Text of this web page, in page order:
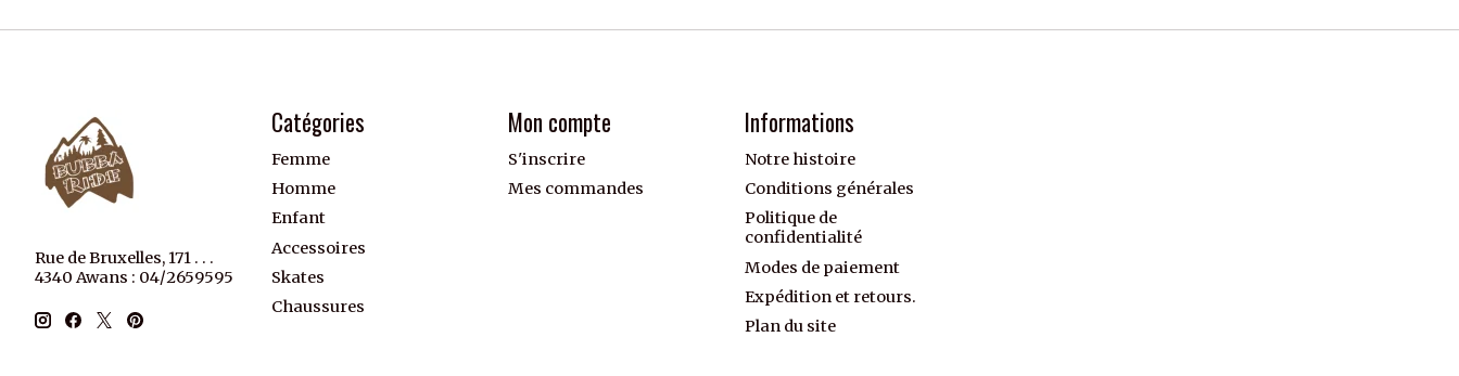
Rue de Bruxelles, 171 . . .
4340 Awans : 04/2659595
Catégories
Femme
Homme
Enfant
Accessoires
Skates
Chaussures
Mon compte
S'inscrire
Mes commandes
Informations
Notre histoire
Conditions générales
Politique de
confidentialité
Modes de paiement
Expédition et retours.
Plan du site